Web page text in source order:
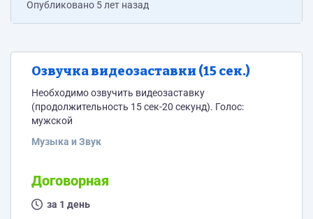
Опубликовано 5 лет назад
Озвучка видеозаставки (15 сек.)
Необходимо озвучить видеозаставку
(продолжительность 15 сек-20 секунд). Голос:
мужской
Музыка и Звук
Договорная
за 1 день